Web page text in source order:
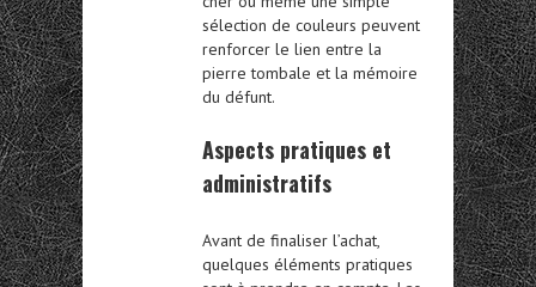
sélection de couleurs peuvent
renforcer le lien entre la
pierre tombale et la mémoire
du défunt.
Aspects pratiques et
administratifs
Avant de finaliser l’achat,
quelques éléments pratiques